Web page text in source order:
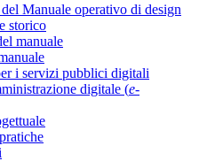
Manuale operativo di design
storico
manuale
i servizi pubblici digitali
digitale (e-